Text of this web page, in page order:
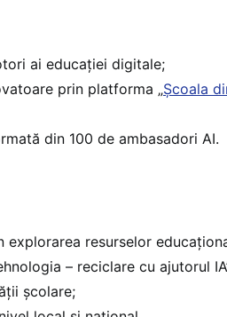
ai educației digitale;
prin platforma „Școala
din 100 de ambasadori AI.
explorarea resurselor
– reciclare cu ajutorul
școlare;